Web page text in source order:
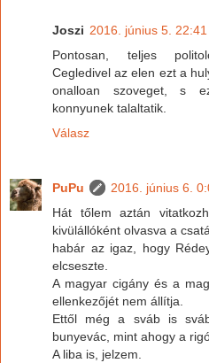
Joszi 2016. június 5. 22:41
Pontosan, teljes
Cegledivel az elen ezt a
onalloan szoveget, s
konnyunek talaltatik.
Válasz
PuPu
2016. június 6.
Hát tőlem aztán
kivülállóként olvasva a
habár az igaz, hogy
elcseszte.
A magyar cigány és a
ellenkezőjét nem állítja.
Ettől még a sváb is
bunyevác, mint ahogy a
A liba is, jelzem.